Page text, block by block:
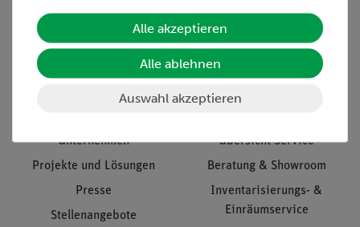
Nach oben
Informationen
Unternehmen
Projekte und Lösungen
Presse
Stellenangebote
Übersicht Service
Beratung & Showroom
Inventarisierungs- &
Einräumservice
Alle akzeptieren
Alle ablehnen
Auswahl akzeptieren